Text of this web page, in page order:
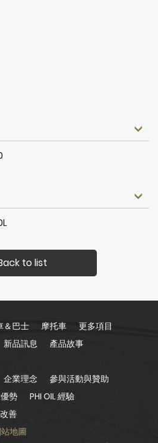
to list
＆巴士 摩托車
更多項目
新品訊息
產品故事
企業理念
參與活動與贊助
勢
PHI OIL 經驗
善
地圖